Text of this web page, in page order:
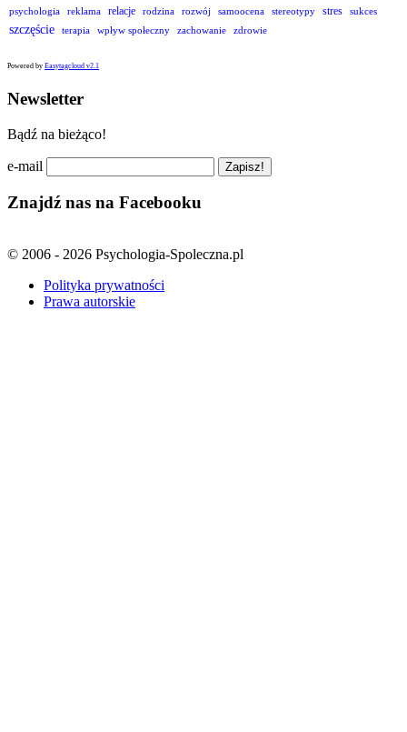
psychologia
reklama relacje rodzina rozwój samoocena stereotypy stres sukces
szczęście terapia wpływ społeczny zachowanie zdrowie
Powered by Easytagcloud v2.1
Newsletter
Bądź na bieżąco!
e-mail
Znajdź nas na Facebooku
© 2006 - 2026 Psychologia-Spoleczna.pl
Polityka prywatności
Prawa autorskie